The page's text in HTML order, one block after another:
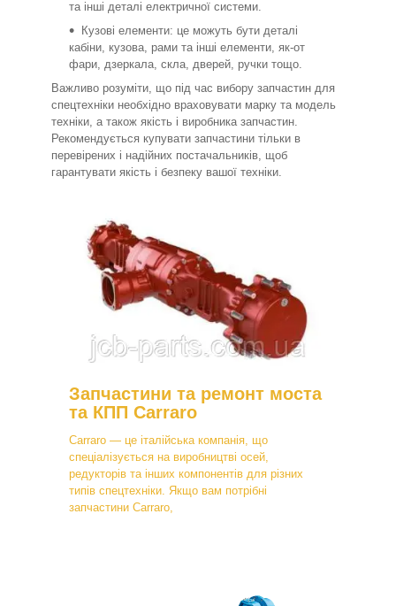
та інші деталі електричної системи.
Кузові елементи: це можуть бути деталі
кабіни, кузова, рами та інші елементи, як-от
фари, дзеркала, скла, дверей, ручки тощо.
Важливо розуміти, що під час вибору запчастин для
спецтехніки необхідно враховувати марку та модель
техніки, а також якість і виробника запчастин.
Рекомендується купувати запчастини тільки в
перевірених і надійних постачальників, щоб
гарантувати якість і безпеку вашої техніки.
Запчастини та ремонт моста
та КПП Carraro
Carraro — це італійська компанія, що
спеціалізується на виробництві осей,
редукторів та інших компонентів для різних
типів спецтехніки. Якщо вам потрібні
запчастини Carraro,